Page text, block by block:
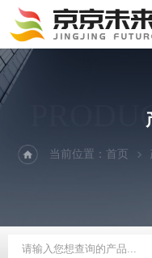
当前位置：首页